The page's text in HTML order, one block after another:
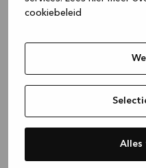
cookiebeleid
Alles